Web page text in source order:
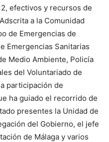
efectivos y recursos de
a la Comunidad
de Emergencias de
Emergencias Sanitarias
Medio Ambiente, Policía
del Voluntariado de
participación de
ha guiado el recorrido de
presentes la Unidad de
del Gobierno, el jefe
de Málaga y varios